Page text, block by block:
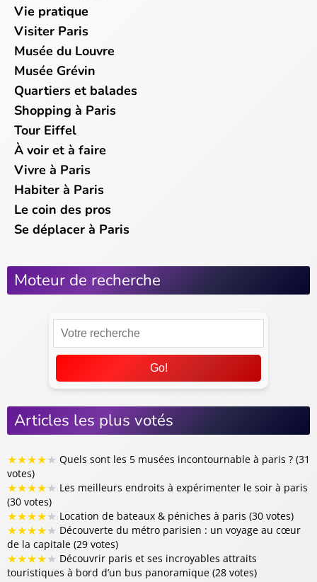
Vie pratique
Visiter Paris
Musée du Louvre
Musée Grévin
Quartiers et balades
Shopping à Paris
Tour Eiffel
À voir et à faire
Vivre à Paris
Habiter à Paris
Le coin des pros
Se déplacer à Paris
Moteur de recherche
Go!
Articles les plus votés
★★★★★ Quels sont les 5 musées incontournable à paris ? (31
votes)
★★★★★ Les meilleurs endroits à expérimenter le soir à paris
(30 votes)
★★★★★ Location de bateaux & péniches à paris (30 votes)
★★★★★ Découverte du métro parisien : un voyage au cœur
de la capitale (29 votes)
★★★★★ Découvrir paris et ses incroyables attraits
touristiques à bord d’un bus panoramique (28 votes)